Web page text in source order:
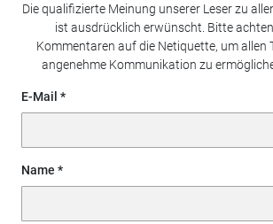
Die qualifizierte Meinung unserer Leser zu
ist ausdrücklich erwünscht. Bitte
Kommentaren auf die Netiquette, um allen
angenehme Kommunikation zu
E-Mail
Name